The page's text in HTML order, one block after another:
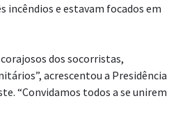
incêndios e estavam focados em
dos socorristas,
acrescentou a Presidência
“Convidamos todos a se unirem